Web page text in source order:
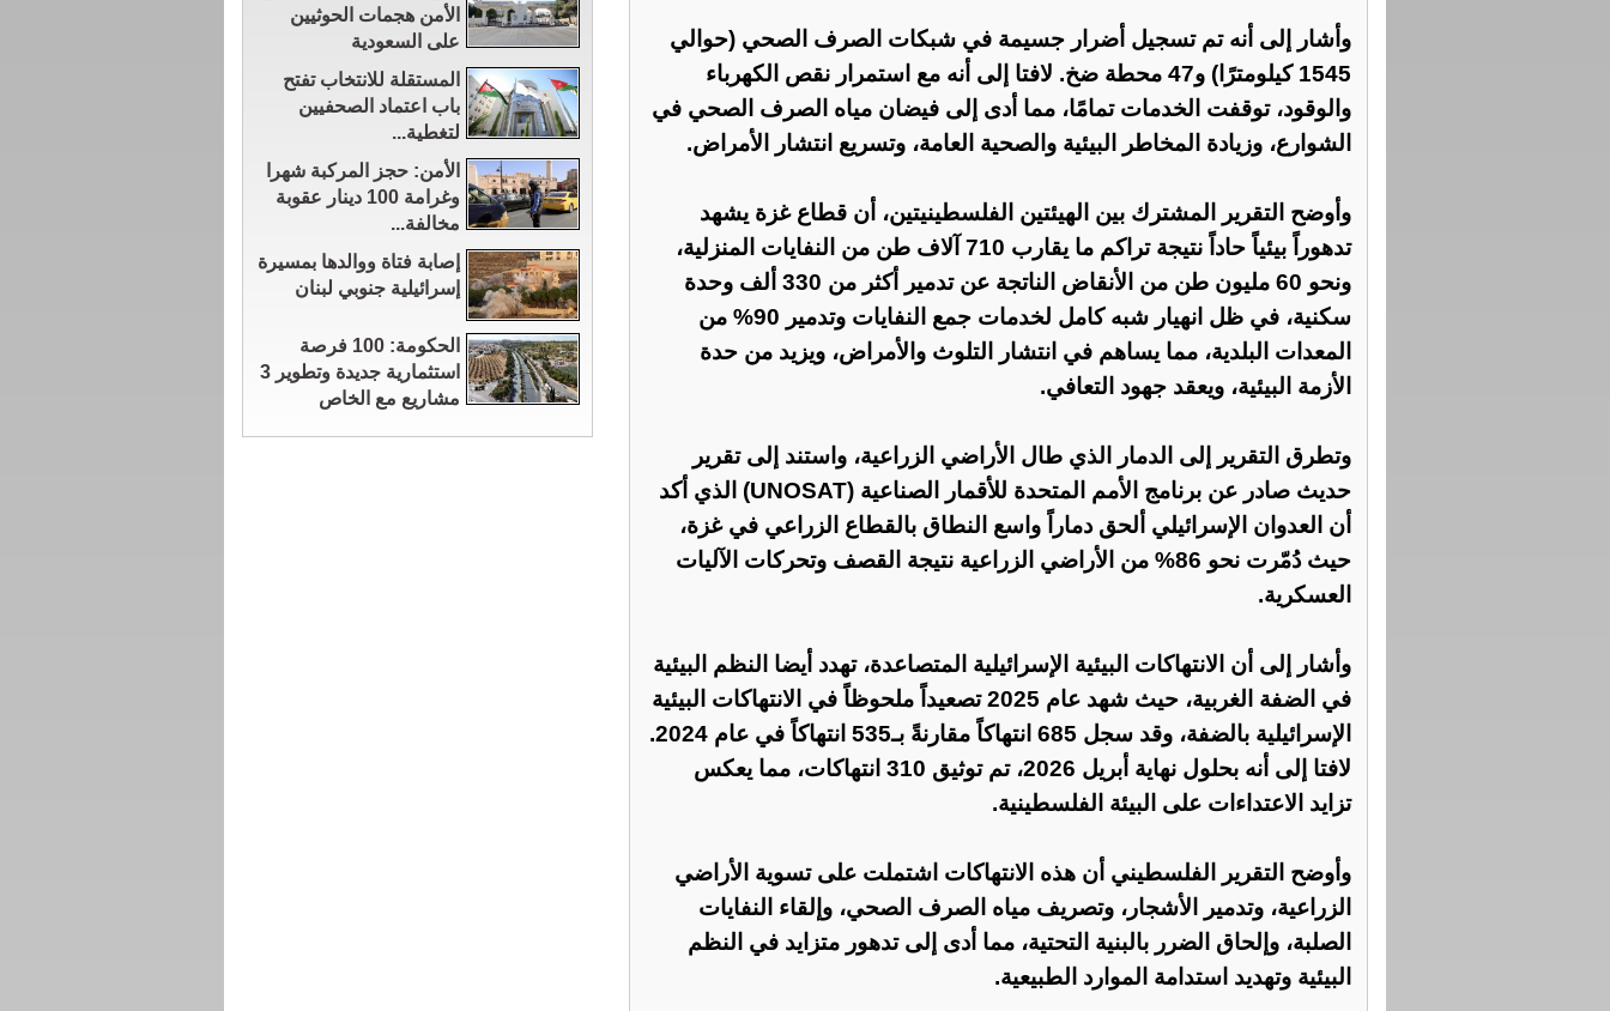
وأشار إلى أنه تم تسجيل أضرار جسيمة في شبكات الصرف الصحي (حوالي
1545 كيلومترًا) و47 محطة ضخ. لافتا إلى أنه مع استمرار نقص الكهرباء
والوقود، توقفت الخدمات تمامًا، مما أدى إلى فيضان مياه الصرف الصحي في
الشوارع، وزيادة المخاطر البيئية والصحية العامة، وتسريع انتشار الأمراض.
وأوضح التقرير المشترك بين الهيئتين الفلسطينيتين، أن قطاع غزة يشهد
تدهوراً بيئياً حاداً نتيجة تراكم ما يقارب 710 آلاف طن من النفايات المنزلية،
ونحو 60 مليون طن من الأنقاض الناتجة عن تدمير أكثر من 330 ألف وحدة
سكنية، في ظل انهيار شبه كامل لخدمات جمع النفايات وتدمير 90% من
المعدات البلدية، مما يساهم في انتشار التلوث والأمراض، ويزيد من حدة
الأزمة البيئية، ويعقد جهود التعافي.
وتطرق التقرير إلى الدمار الذي طال الأراضي الزراعية، واستند إلى تقرير
حديث صادر عن برنامج الأمم المتحدة للأقمار الصناعية (UNOSAT) الذي أكد
أن العدوان الإسرائيلي ألحق دماراً واسع النطاق بالقطاع الزراعي في غزة،
حيث دُمّرت نحو 86% من الأراضي الزراعية نتيجة القصف وتحركات الآليات
العسكرية.
وأشار إلى أن الانتهاكات البيئية الإسرائيلية المتصاعدة، تهدد أيضا النظم البيئية
في الضفة الغربية، حيث شهد عام 2025 تصعيداً ملحوظاً في الانتهاكات البيئية
الإسرائيلية بالضفة، وقد سجل 685 انتهاكاً مقارنةً بـ535 انتهاكاً في عام 2024.
لافتا إلى أنه بحلول نهاية أبريل 2026، تم توثيق 310 انتهاكات، مما يعكس
تزايد الاعتداءات على البيئة الفلسطينية.
وأوضح التقرير الفلسطيني أن هذه الانتهاكات اشتملت على تسوية الأراضي
الزراعية، وتدمير الأشجار، وتصريف مياه الصرف الصحي، وإلقاء النفايات
الصلبة، وإلحاق الضرر بالبنية التحتية، مما أدى إلى تدهور متزايد في النظم
البيئية وتهديد استدامة الموارد الطبيعية.
الأمن هجمات الحوثيين
على السعودية
المستقلة للانتخاب تفتح
باب اعتماد الصحفيين
لتغطية...
الأمن: حجز المركبة شهرا
وغرامة 100 دينار عقوبة
مخالفة...
إصابة فتاة ووالدها بمسيرة
إسرائيلية جنوبي لبنان
الحكومة: 100 فرصة
استثمارية جديدة وتطوير 3
مشاريع مع الخاص